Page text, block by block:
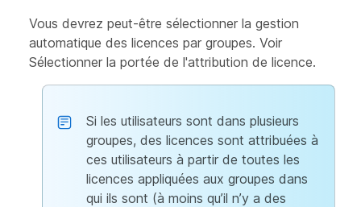
Vous devrez peut-être sélectionner la gestion
automatique des licences par groupes. Voir
Sélectionner la portée de l'attribution de licence.
Si les utilisateurs sont dans plusieurs
groupes, des licences sont attribuées à
ces utilisateurs à partir de toutes les
licences appliquées aux groupes dans
qui ils sont (à moins qu’il n’y a des